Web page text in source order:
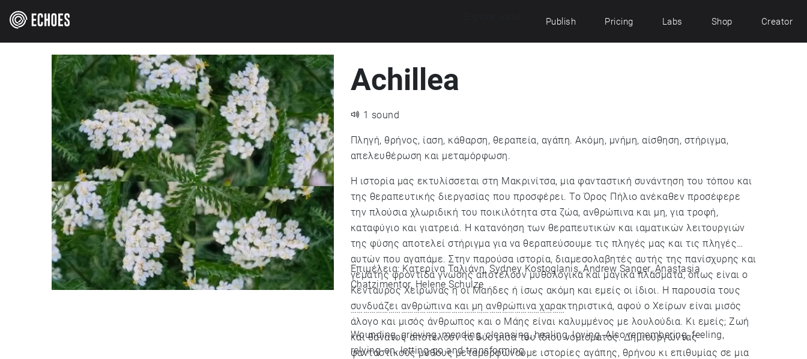
Publish Pricing Labs Shop Creator
Achillea
1 sound
Πληγή, θρήνος, ίαση, κάθαρση, θεραπεία, αγάπη. Ακόμη, μνήμη, αίσθηση, στήριγμα,
απελευθέρωση και μεταμόρφωση.
Η ιστορία μας εκτυλίσσεται στη Μακρινίτσα, μια φανταστική συνάντηση του τόπου και
της θεραπευτικής διεργασίας που προσφέρει. Το Όρος Πήλιο ανέκαθεν προσέφερε
την πλούσια χλωριδική του ποικιλότητα στα ζώα, ανθρώπινα και μη, για τροφή,
καταφύγιο και γιατρειά. Η κατανόηση των θεραπευτικών και ιαματικών λειτουργιών
της φύσης αποτελεί στήριγμα για να θεραπεύσουμε τις πληγές μας και τις πληγές
αυτών που αγαπάμε. Στην παρούσα ιστορία, διαμεσολαβητές αυτής της πανίσχυρης και
γεμάτης φροντίδα γνώσης αποτελούν μυθολογικά και μαγικά πλάσματα, όπως είναι ο
Κένταυρος Χείρωνας ή οι Μαήδες ή ίσως ακόμη και εμείς οι ίδιοι. Η παρουσία τους
συνδυάζει ανθρώπινα και μη ανθρώπινα χαρακτηριστικά, αφού ο Χείρων είναι μισός
άλογο και μισός άνθρωπος και ο Μάης είναι καλυμμένος με λουλούδια. Κι εμείς; Ζωή
και θάνατος αποτελούν τα δύο μισά του ίδιου νομίσματος. Δημιουργώντας
φανταστικούς μύθους μεταμορφώνουμε ιστορίες αγάπης, θρήνου κι επιθυμίας σε μια
Επιμέλεια: Κατερίνα Ταλιάνη, Sydney Kostoglanis, Andrew Sanger, Anastasia
Chatzimentor, Helene Schulze
…………………………………………………………………………………………
Wounding, grieving, mending, cleansing, healing, loving. Also remembering, feeling,
relying-on, letting-go and transforming.